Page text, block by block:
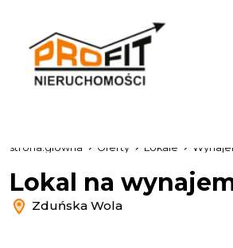
strona.glowna Oferty Lokale
Lokal na
Zduńska Wola